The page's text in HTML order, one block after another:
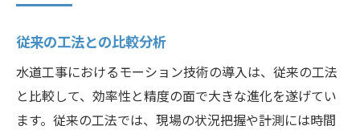
従来の工法との比較分析
水道工事におけるモーション技術の導入は、従来の工法
と比較して、効率性と精度の面で大きな進化を遂げてい
ます。従来の工法では、現場の状況把握や計測には時間